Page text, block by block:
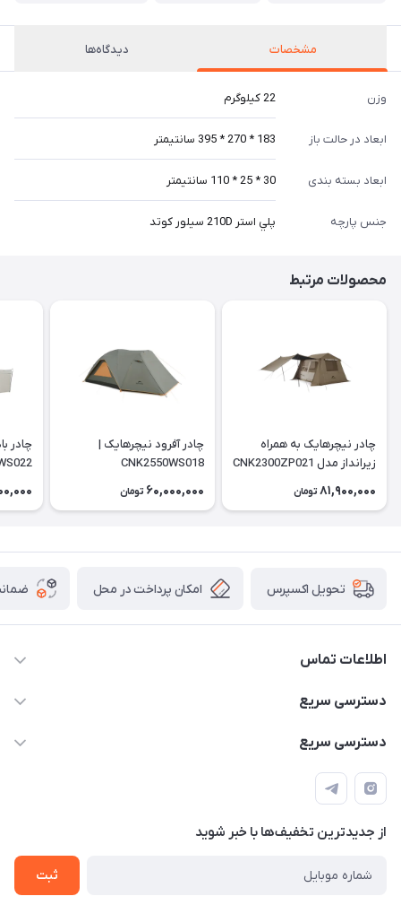
مشخصات دیدگاه‌ها
وزن 22 كيلوگرم
ابعاد در حالت باز 183 * 270 * 395 سانتيمتر
ابعاد بسته بندی 30 * 25 * 110 سانتيمتر
جنس پارچه پلي استر 210D سيلور كوتد
محصولات مرتبط
چادر نیچرهایک به همراه
زیرانداز مدل CNK2300ZP021
| Village 6
81,900,000 تومان
چادر آفرود نیچرهایک |
CNK2550WS018
60,000,000 تومان
چادر
تحویل اکسپرس امکان پرداخت در محل
اطلاعات تماس
۰۹۳۵۶۰۴۰۳۶۵
سیمای ورزش
دسترسی سریع
اسکیت فلایینگ ایگل
اسکیت دخترانه
دسترسی سریع
اسکوتر برقی دخترانه
اسکیت روسز
اسکوتر
از جدید‌ترین تخفیف‌ها با‌ خبر شوید
ثبت